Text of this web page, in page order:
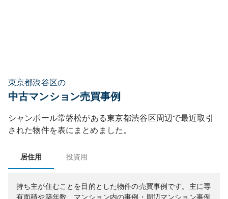
東京都渋谷区の
中古マンション売買事例
シャンボール常磐松がある東京都渋谷区周辺で最近取引
された物件を表にまとめました。
居住用 投資用
持ち主が住むことを目的とした物件の売買事例です。 主に専
有面積や築年数、マンション内の事例・周辺マンション事例